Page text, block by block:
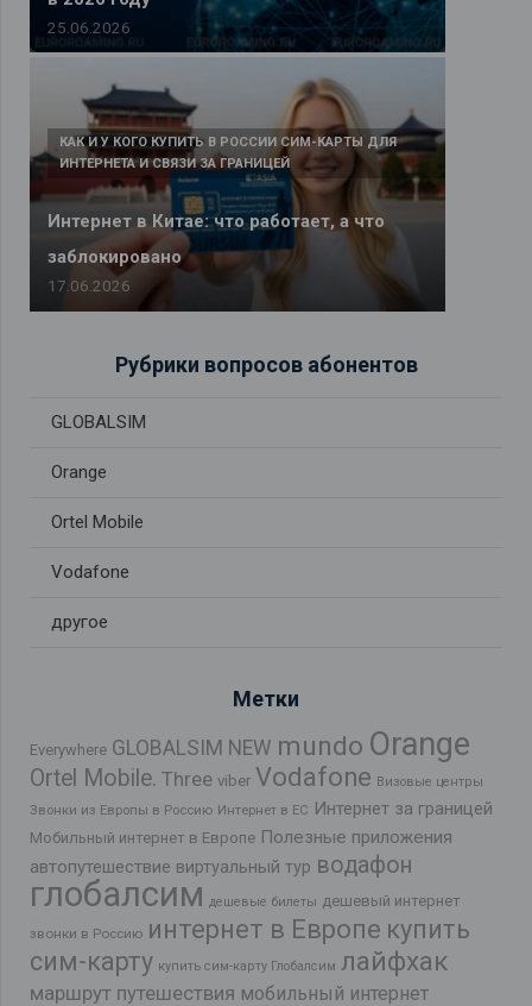
25.06.2026
Интернет в Китае: что работает, а что
заблокировано
КАК И У КОГО КУПИТЬ В РОССИИ СИМ-КАРТЫ ДЛЯ
ИНТЕРНЕТА И СВЯЗИ ЗА ГРАНИЦЕЙ
17.06.2026
Рубрики вопросов абонентов
GLOBALSIM
Orange
Ortel Mobile
Vodafone
другое
Метки
Everywhere GLOBALSIM NEW mundo Orange
Ortel Mobile. Three viber Vodafone Визовые центры
Звонки из Европы в Россию Интернет в ЕС Интернет за границей
Мобильный интернет в Европе Полезные приложения
автопутешествие виртуальный тур водафон
глобалсим дешевые билеты дешевый интернет
звонки в Россию интернет в Европе купить
сим-карту купить сим-карту Глобалсим лайфхак
маршрут путешествия мобильный интернет